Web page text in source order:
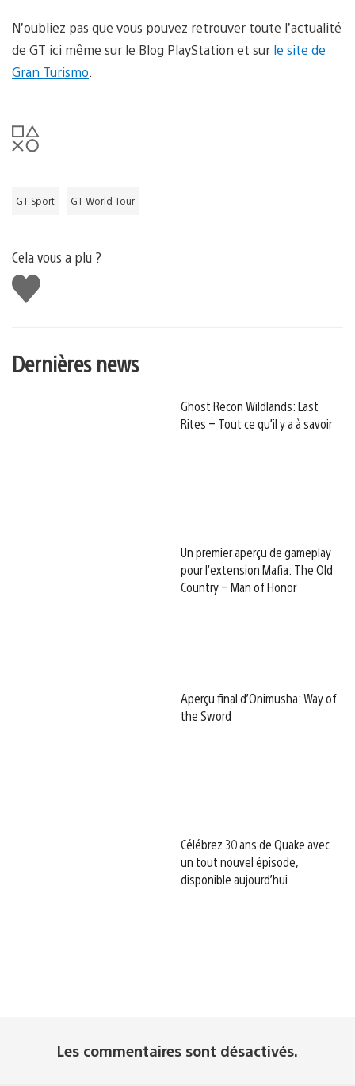
N’oubliez pas que vous pouvez retrouver toute l’actualité
de GT ici même sur le Blog PlayStation et sur le site de
Gran Turismo.
GT Sport GT World Tour
Cela vous a plu ?
J'aime
Dernières news
Ghost Recon Wildlands: Last
Rites – Tout ce qu’il y a à savoir
Un premier aperçu de gameplay
pour l’extension Mafia: The Old
Country – Man of Honor
Aperçu final d’Onimusha: Way of
the Sword
Célébrez 30 ans de Quake avec
un tout nouvel épisode,
disponible aujourd’hui
Les commentaires sont désactivés.